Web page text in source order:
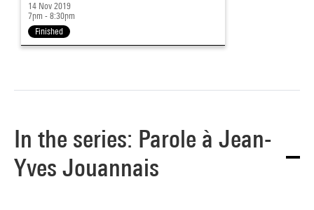
14 Nov 2019
7pm - 8:30pm
Finished
In the series: Parole à Jean-
Yves Jouannais